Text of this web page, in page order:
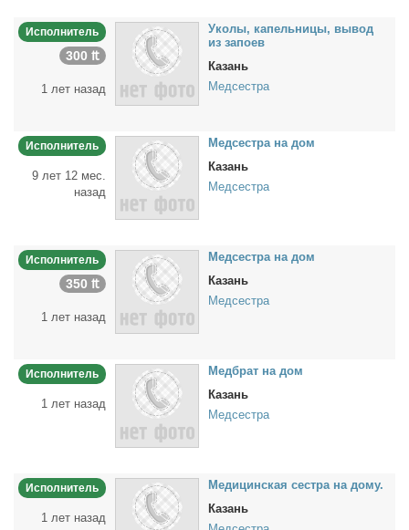
Исполнитель
300 ₶
1 лет назад
Уко­лы, ка­пель­ни­цы, вы­вод
из за­по­ев
Казань
Медсестра
Исполнитель
9 лет 12 мес.
назад
Мед­сест­ра на дом
Казань
Медсестра
Исполнитель
350 ₶
1 лет назад
Мед­сест­ра на дом
Казань
Медсестра
Исполнитель
1 лет назад
Мед­брат на дом
Казань
Медсестра
Исполнитель
1 лет назад
Ме­ди­цин­ская сест­ра на до­му.
Казань